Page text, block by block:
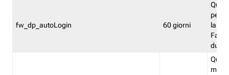
fw_dp_autoLogin 60 giorni
la